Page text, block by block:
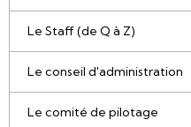
Le Staff (de Q à Z)
Le conseil d'administration
Le comité de pilotage